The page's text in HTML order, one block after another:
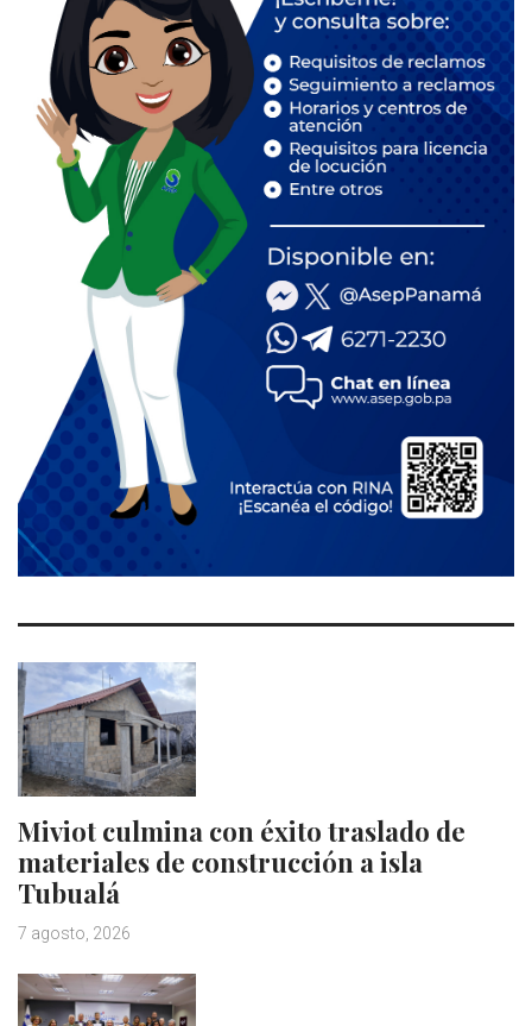
Miviot culmina con éxito traslado de
materiales de construcción a isla
Tubualá
7 agosto, 2026